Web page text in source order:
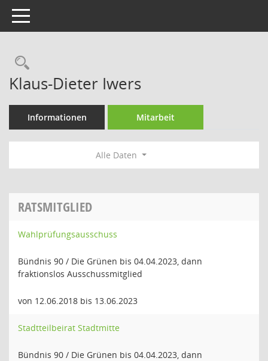
Toggle navigation
Rechercheauswahl
Klaus-Dieter Iwers
Informationen Mitarbeit
Alle Daten
RATSMITGLIED
Wahlprüfungsausschuss
Bündnis 90 / Die Grünen bis 04.04.2023, dann
fraktionslos Ausschussmitglied
von 12.06.2018 bis 13.06.2023
Stadtteilbeirat Stadtmitte
Bündnis 90 / Die Grünen bis 04.04.2023, dann